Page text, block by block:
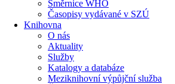
Směrnice WHO
Časopisy vydávané v SZÚ
Knihovna
O nás
Aktuality
Služby
Katalogy a databáze
Meziknihovní výpůjční služba